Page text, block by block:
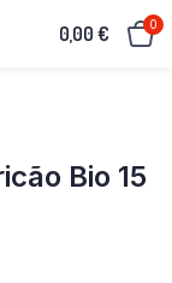
0,00€ 0
Bio 15